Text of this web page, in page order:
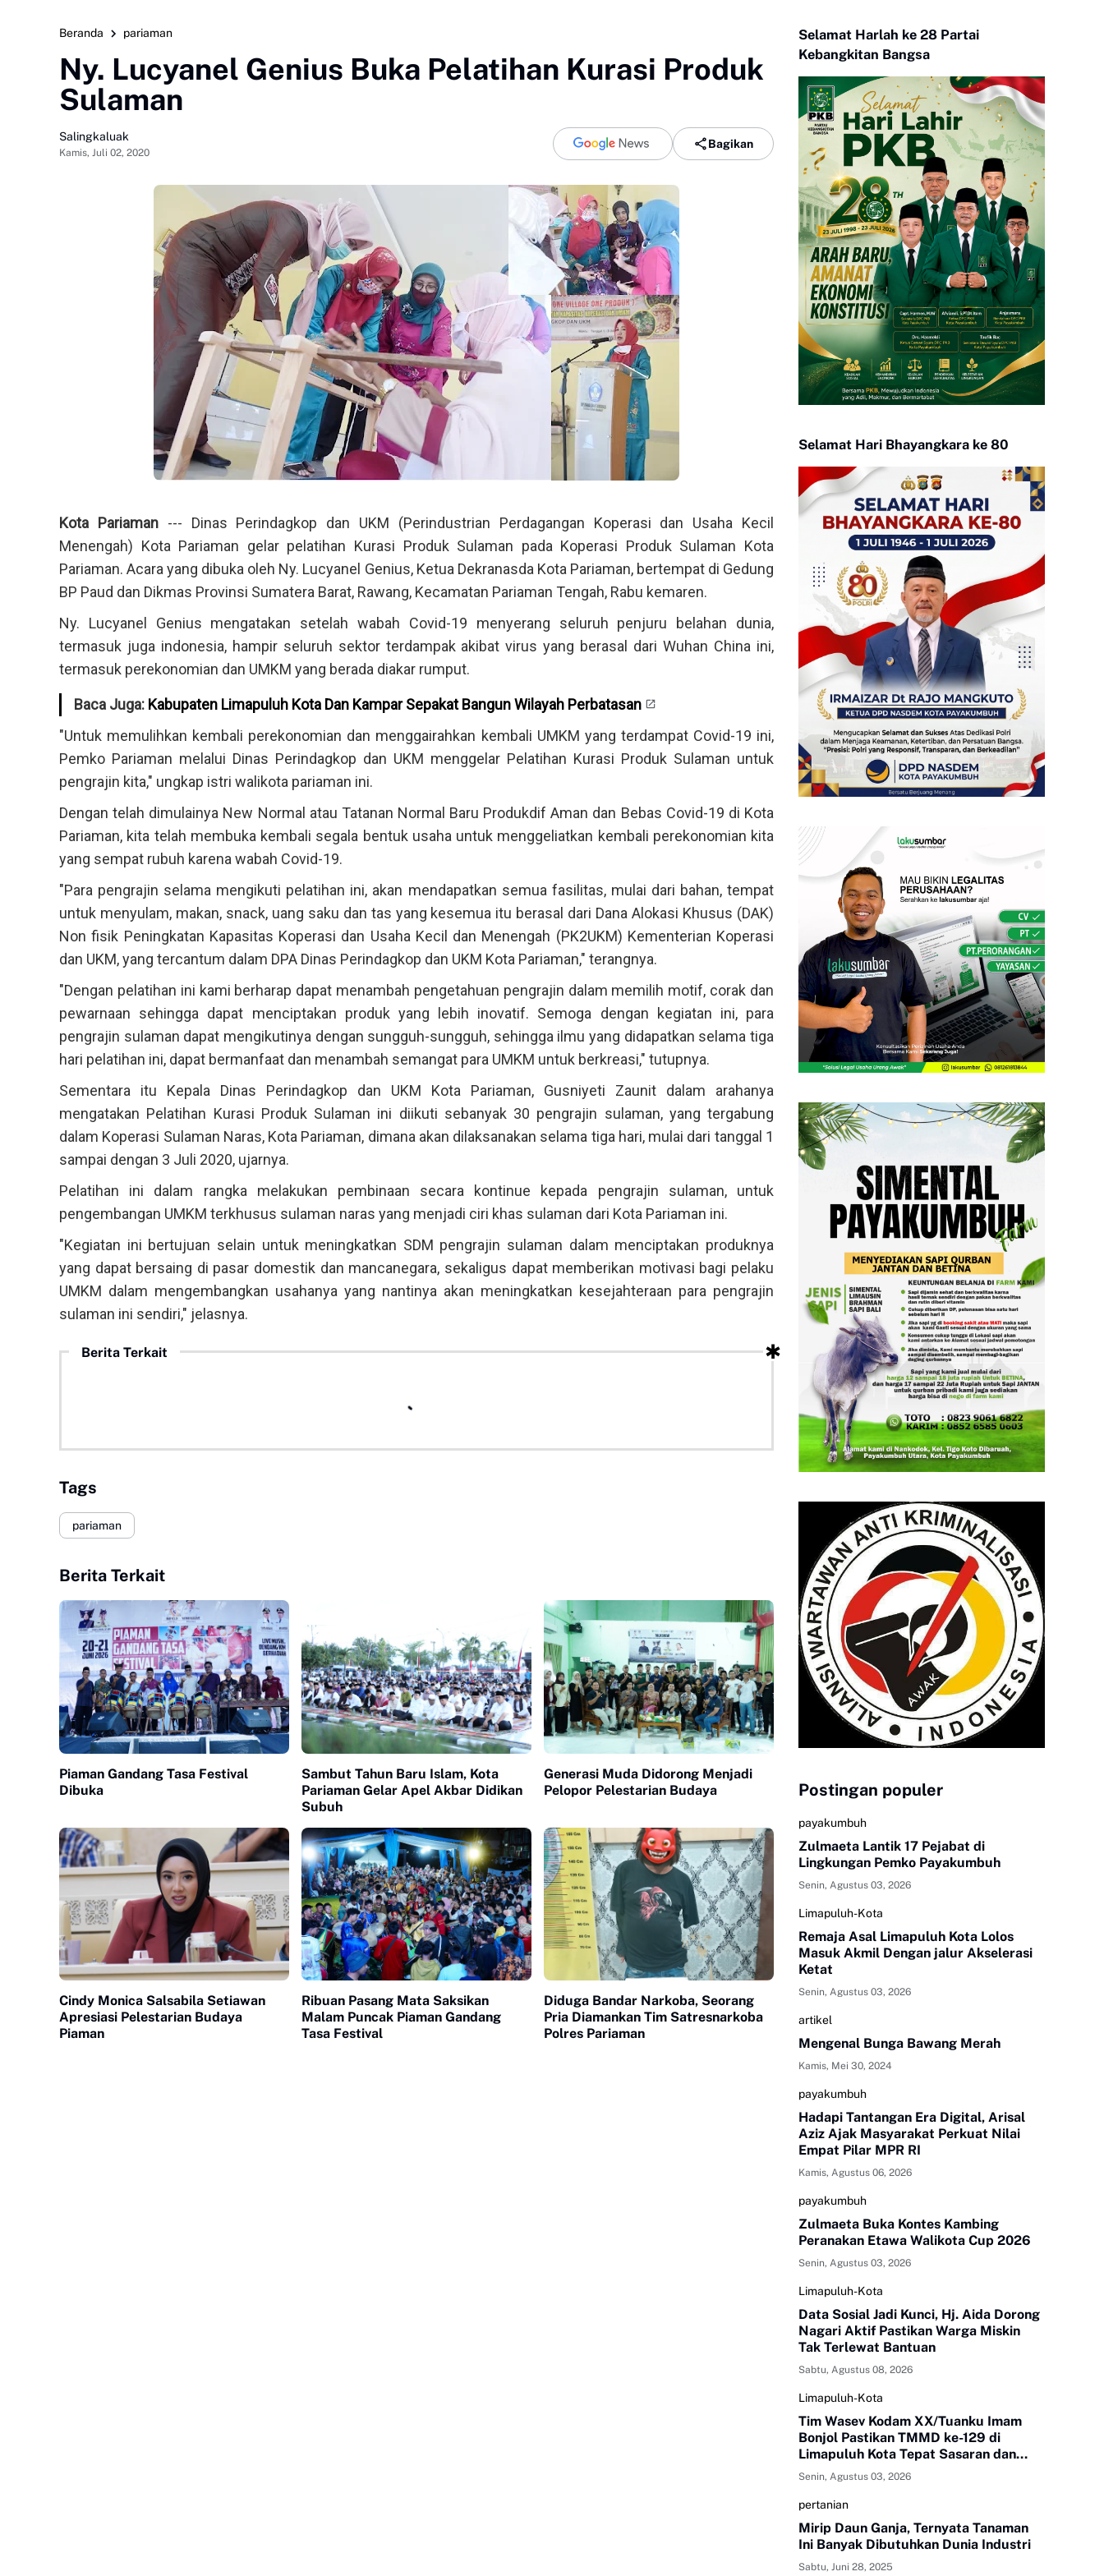
Beranda pariaman
Ny. Lucyanel Genius Buka Pelatihan Kurasi Produk
Sulaman
Salingkaluak
Kamis, Juli 02, 2020
Bagikan
Kota Pariaman--- Dinas Perindagkop dan UKM (Perindustrian Perdagangan Koperasi dan Usaha Kecil
Menengah) Kota Pariaman gelar pelatihan Kurasi Produk Sulaman pada Koperasi Produk Sulaman Kota
Pariaman. Acara yang dibuka oleh Ny. Lucyanel Genius, Ketua Dekranasda Kota Pariaman, bertempat di Gedung
BP Paud dan Dikmas Provinsi Sumatera Barat, Rawang, Kecamatan Pariaman Tengah, Rabu kemaren.
Ny. Lucyanel Genius mengatakan setelah wabah Covid-19 menyerang seluruh penjuru belahan dunia,
termasuk juga indonesia, hampir seluruh sektor terdampak akibat virus yang berasal dari Wuhan China ini,
termasuk perekonomian dan UMKM yang berada diakar rumput.
Baca Juga: Kabupaten Limapuluh Kota Dan Kampar Sepakat Bangun Wilayah Perbatasan
"Untuk memulihkan kembali perekonomian dan menggairahkan kembali UMKM yang terdampat Covid-19 ini,
Pemko Pariaman melalui Dinas Perindagkop dan UKM menggelar Pelatihan Kurasi Produk Sulaman untuk
pengrajin kita," ungkap istri walikota pariaman ini.
Dengan telah dimulainya New Normal atau Tatanan Normal Baru Produkdif Aman dan Bebas Covid-19 di Kota
Pariaman, kita telah membuka kembali segala bentuk usaha untuk menggeliatkan kembali perekonomian kita
yang sempat rubuh karena wabah Covid-19.
"Para pengrajin selama mengikuti pelatihan ini, akan mendapatkan semua fasilitas, mulai dari bahan, tempat
untuk menyulam, makan, snack, uang saku dan tas yang kesemua itu berasal dari Dana Alokasi Khusus (DAK)
Non fisik Peningkatan Kapasitas Koperasi dan Usaha Kecil dan Menengah (PK2UKM) Kementerian Koperasi
dan UKM, yang tercantum dalam DPA Dinas Perindagkop dan UKM Kota Pariaman," terangnya.
"Dengan pelatihan ini kami berharap dapat menambah pengetahuan pengrajin dalam memilih motif, corak dan
pewarnaan sehingga dapat menciptakan produk yang lebih inovatif. Semoga dengan kegiatan ini, para
pengrajin sulaman dapat mengikutinya dengan sungguh-sungguh, sehingga ilmu yang didapatkan selama tiga
hari pelatihan ini, dapat bermanfaat dan menambah semangat para UMKM untuk berkreasi," tutupnya.
Sementara itu Kepala Dinas Perindagkop dan UKM Kota Pariaman, Gusniyeti Zaunit dalam arahanya
mengatakan Pelatihan Kurasi Produk Sulaman ini diikuti sebanyak 30 pengrajin sulaman, yang tergabung
dalam Koperasi Sulaman Naras, Kota Pariaman, dimana akan dilaksanakan selama tiga hari, mulai dari tanggal 1
sampai dengan 3 Juli 2020, ujarnya.
Pelatihan ini dalam rangka melakukan pembinaan secara kontinue kepada pengrajin sulaman, untuk
pengembangan UMKM terkhusus sulaman naras yang menjadi ciri khas sulaman dari Kota Pariaman ini.
"Kegiatan ini bertujuan selain untuk meningkatkan SDM pengrajin sulaman dalam menciptakan produknya
yang dapat bersaing di pasar domestik dan mancanegara, sekaligus dapat memberikan motivasi bagi pelaku
UMKM dalam mengembangkan usahanya yang nantinya akan meningkatkan kesejahteraan para pengrajin
sulaman ini sendiri," jelasnya.
Berita Terkait
Tags
pariaman
Berita Terkait
Piaman Gandang Tasa Festival
Dibuka
Sambut Tahun Baru Islam, Kota
Pariaman Gelar Apel Akbar Didikan
Subuh
Generasi Muda Didorong Menjadi
Pelopor Pelestarian Budaya
Cindy Monica Salsabila Setiawan
Apresiasi Pelestarian Budaya
Piaman
Ribuan Pasang Mata Saksikan
Malam Puncak Piaman Gandang
Tasa Festival
Diduga Bandar Narkoba, Seorang
Pria Diamankan Tim Satresnarkoba
Polres Pariaman
Selamat Harlah ke 28 Partai
Kebangkitan Bangsa
Selamat Hari Bhayangkara ke 80
Postingan populer
payakumbuh
Zulmaeta Lantik 17 Pejabat di
Lingkungan Pemko Payakumbuh
Senin, Agustus 03, 2026
Limapuluh-Kota
Remaja Asal Limapuluh Kota Lolos
Masuk Akmil Dengan jalur Akselerasi
Ketat
Senin, Agustus 03, 2026
artikel
Mengenal Bunga Bawang Merah
Kamis, Mei 30, 2024
payakumbuh
Hadapi Tantangan Era Digital, Arisal
Aziz Ajak Masyarakat Perkuat Nilai
Empat Pilar MPR RI
Kamis, Agustus 06, 2026
payakumbuh
Zulmaeta Buka Kontes Kambing
Peranakan Etawa Walikota Cup 2026
Senin, Agustus 03, 2026
Limapuluh-Kota
Data Sosial Jadi Kunci, Hj. Aida Dorong
Nagari Aktif Pastikan Warga Miskin
Tak Terlewat Bantuan
Sabtu, Agustus 08, 2026
Limapuluh-Kota
Tim Wasev Kodam XX/Tuanku Imam
Bonjol Pastikan TMMD ke-129 di
Limapuluh Kota Tepat Sasaran dan
Berkualitas
Senin, Agustus 03, 2026
pertanian
Mirip Daun Ganja, Ternyata Tanaman
Ini Banyak Dibutuhkan Dunia Industri
Sabtu, Juni 28, 2025